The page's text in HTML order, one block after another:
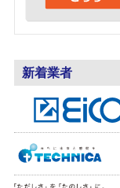
新着業者